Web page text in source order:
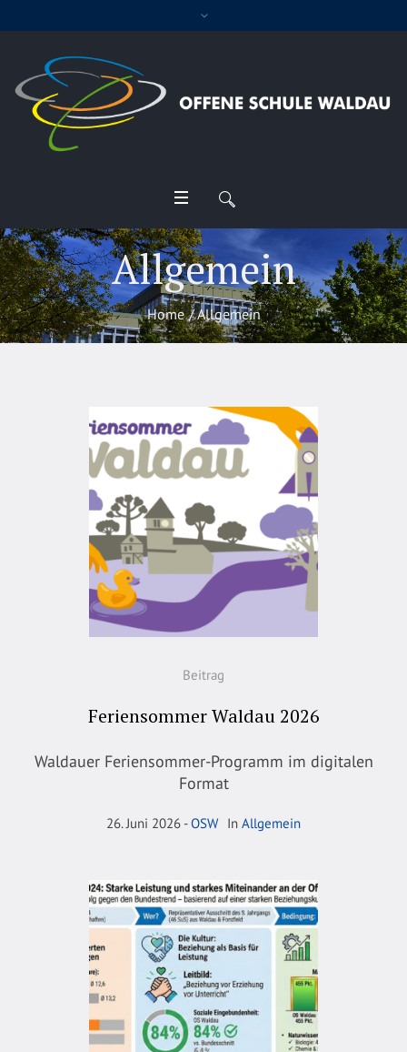
Allgemein
Home /Allgemein
Beitrag
Feriensommer Waldau 2026
Waldauer Feriensommer-Programm im digitalen
Format
26. Juni 2026 OSW In Allgemein